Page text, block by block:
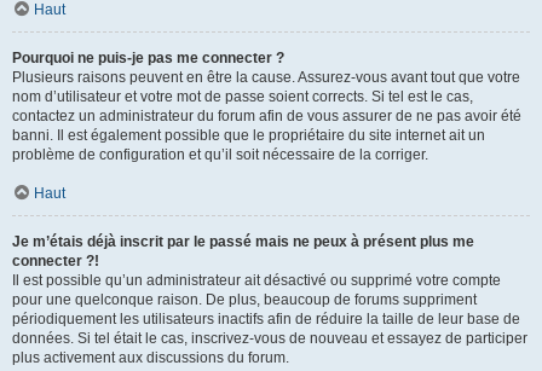
Haut
Pourquoi ne puis-je pas me connecter ?
Plusieurs raisons peuvent en être la cause. Assurez-vous avant tout que votre
nom d’utilisateur et votre mot de passe soient corrects. Si tel est le cas,
contactez un administrateur du forum afin de vous assurer de ne pas avoir été
banni. Il est également possible que le propriétaire du site internet ait un
problème de configuration et qu’il soit nécessaire de la corriger.
Haut
Je m’étais déjà inscrit par le passé mais ne peux à présent plus me
connecter ?!
Il est possible qu’un administrateur ait désactivé ou supprimé votre compte
pour une quelconque raison. De plus, beaucoup de forums suppriment
périodiquement les utilisateurs inactifs afin de réduire la taille de leur base de
données. Si tel était le cas, inscrivez-vous de nouveau et essayez de participer
plus activement aux discussions du forum.